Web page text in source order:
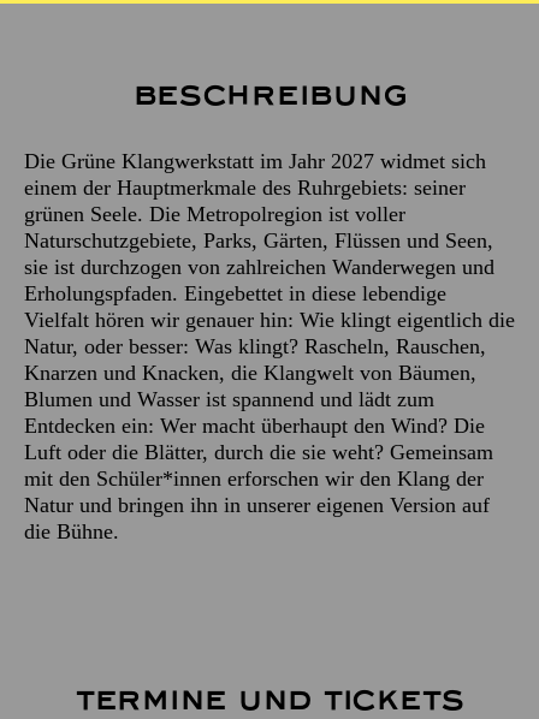
Beschreibung
Die Grüne Klangwerkstatt im Jahr 2027 widmet sich
einem der Hauptmerkmale des Ruhrgebiets: seiner
grünen Seele. Die Metropolregion ist voller
Naturschutzgebiete, Parks, Gärten, Flüssen und Seen,
sie ist durchzogen von zahlreichen Wanderwegen und
Erholungspfaden. Eingebettet in diese lebendige
Vielfalt hören wir genauer hin: Wie klingt eigentlich die
Natur, oder besser: Was klingt? Rascheln, Rauschen,
Knarzen und Knacken, die Klangwelt von Bäumen,
Blumen und Wasser ist spannend und lädt zum
Entdecken ein: Wer macht überhaupt den Wind? Die
Luft oder die Blätter, durch die sie weht? Gemeinsam
mit den Schüler*innen erforschen wir den Klang der
Natur und bringen ihn in unserer eigenen Version auf
die Bühne.
TERMINE UND TICKETS